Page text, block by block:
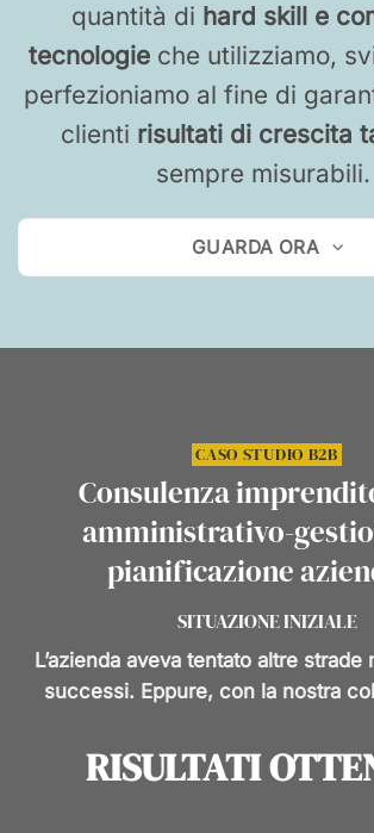
quantità di hard skill e
tecnologieche utilizziamo,
perfezioniamo al fine di
clienti risultati di crescita
sempre misurabili.
GUARDA ORA
CASO STUDIO B2B
Consulenza
amministrativo-
pianificazione
SITUAZIONE INIZIALE
L’azienda aveva tentato altre
successi. Eppure, con la nostra
RISULTATI